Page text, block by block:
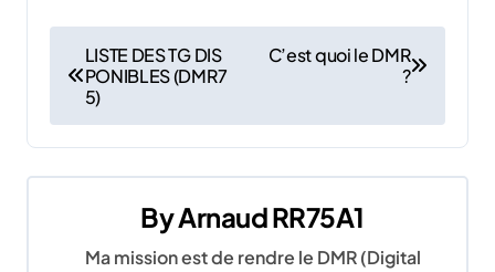
v
i
LISTE DES TG DIS
PONIBLES (DMR7
5)
C’est quoi le DMR
?
ByArnaud RR75A1
Ma mission est de rendre le DMR (Digital